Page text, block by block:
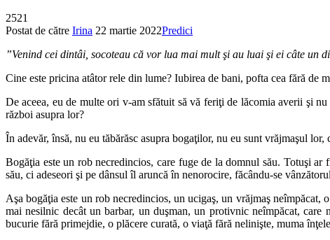
2521
Postat de către Irina 22 martie 2022Predici
”Venind cei dintâi, socoteau că vor lua mai mult şi au luai şi ei câte un
Cine este pricina atâtor rele din lume? Iubirea de bani, pofta cea fără de
De aceea, eu de multe ori v-am sfătuit să vă feriţi de lăcomia averii şi
război asupra lor?
În adevăr, însă, nu eu tăbărăsc asupra bogaţilor, nu eu sunt vrăjmaşul
Bogăţia este un rob necredincios, care fuge de la domnul său. Totuşi
său, ci adeseori şi pe dânsul îl aruncă în nenorocire, făcându-se
Aşa bogăţia este un rob necredincios, un ucigaş, un vrăjmaş neîmpăcat,
mai nesilnic decât un barbar, un duşman, un protivnic neîmpăcat,
bucurie fără primejdie, o plăcere curată, o viaţă fără nelinişte, muma